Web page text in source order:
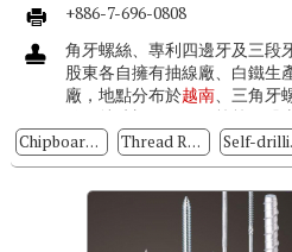
+886-7-696-0808
角牙螺絲、專利四邊牙及三段
股東各自擁有抽線廠、白鐵生
廠，地點分布於越南、三角牙
絲、特殊螺絲、釘子等等，股
廠、螺絲生產廠、釘子生產廠
Chipboard Screws Thread Rolling Screws